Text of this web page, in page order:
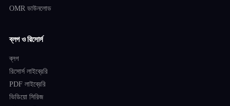
OMR ডাউনলোড
ব্লগ ও রিসোর্স
ব্লগ
রিসোর্স লাইব্রেরি
PDF লাইব্রেরি
ভিডিয়ো সিরিজ